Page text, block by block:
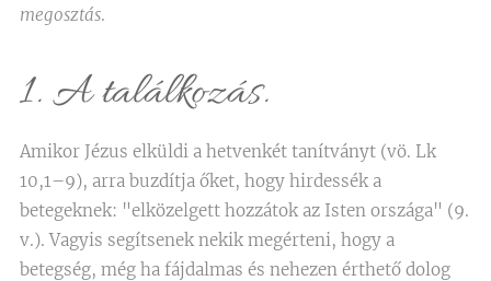
megosztás.
1. A találkozás.
Amikor Jézus elküldi a hetvenkét tanítványt (vö. Lk
10,1–9), arra buzdítja őket, hogy hirdessék a
betegeknek: "elközelgett hozzátok az Isten országa" (9.
v.). Vagyis segítsenek nekik megérteni, hogy a
betegség, még ha fájdalmas és nehezen érthető dolog